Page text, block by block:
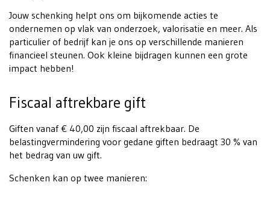
Jouw schenking helpt ons om bijkomende acties te
ondernemen op vlak van onderzoek, valorisatie en meer. Als
particulier of bedrijf kan je ons op verschillende manieren
financieel steunen. Ook kleine bijdragen kunnen een grote
impact hebben!
Fiscaal aftrekbare gift
Giften vanaf € 40,00 zijn fiscaal aftrekbaar. De
belastingvermindering voor gedane giften bedraagt 30 % van
het bedrag van uw gift.
Schenken kan op twee manieren: